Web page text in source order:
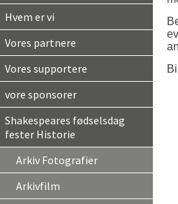
Hvem er vi
Vores partnere
Vores supportere
vore sponsorer
Shakespeares fødselsdag
fester Historie
Arkiv Fotografier
Arkivfilm